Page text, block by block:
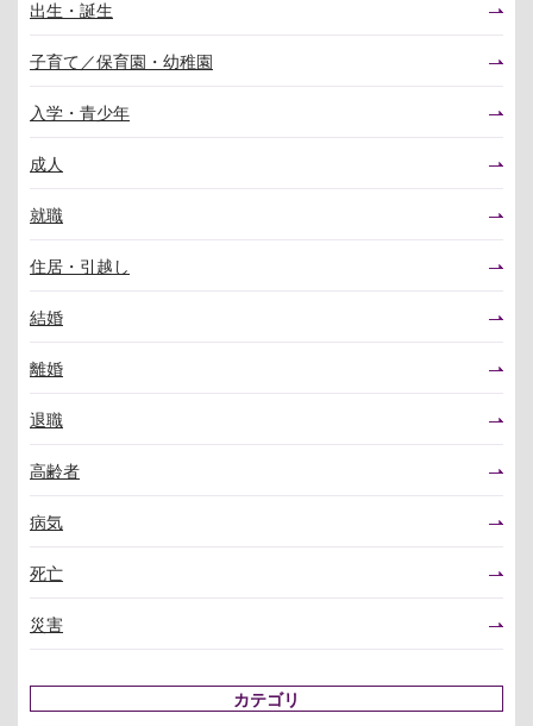
出生・誕生
子育て／保育園・幼稚園
入学・青少年
成人
就職
住居・引越し
結婚
離婚
退職
高齢者
病気
死亡
災害
カテゴリ